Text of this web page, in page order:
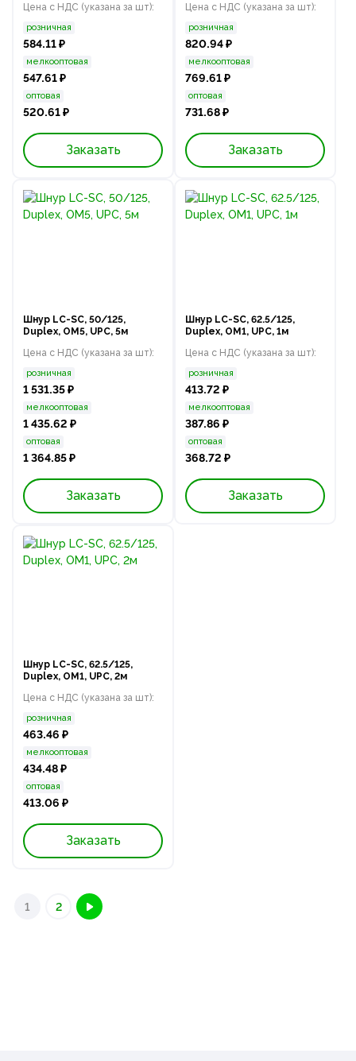
Цена с НДС (указана за шт):
розничная
584.11 ₽
мелкооптовая
547.61 ₽
оптовая
520.61 ₽
Заказать
Цена с НДС (указана за шт):
розничная
820.94 ₽
мелкооптовая
769.61 ₽
оптовая
731.68 ₽
Заказать
Шнур LC-SC, 50/125,
Duplex, OM5, UPC, 5м
Цена с НДС (указана за шт):
розничная
1 531.35 ₽
мелкооптовая
1 435.62 ₽
оптовая
1 364.85 ₽
Заказать
Шнур LC-SC, 62.5/125,
Duplex, OM1, UPC, 1м
Цена с НДС (указана за шт):
розничная
413.72 ₽
мелкооптовая
387.86 ₽
оптовая
368.72 ₽
Заказать
Шнур LC-SC, 62.5/125,
Duplex, OM1, UPC, 2м
Цена с НДС (указана за шт):
розничная
463.46 ₽
мелкооптовая
434.48 ₽
оптовая
413.06 ₽
Заказать
1 2